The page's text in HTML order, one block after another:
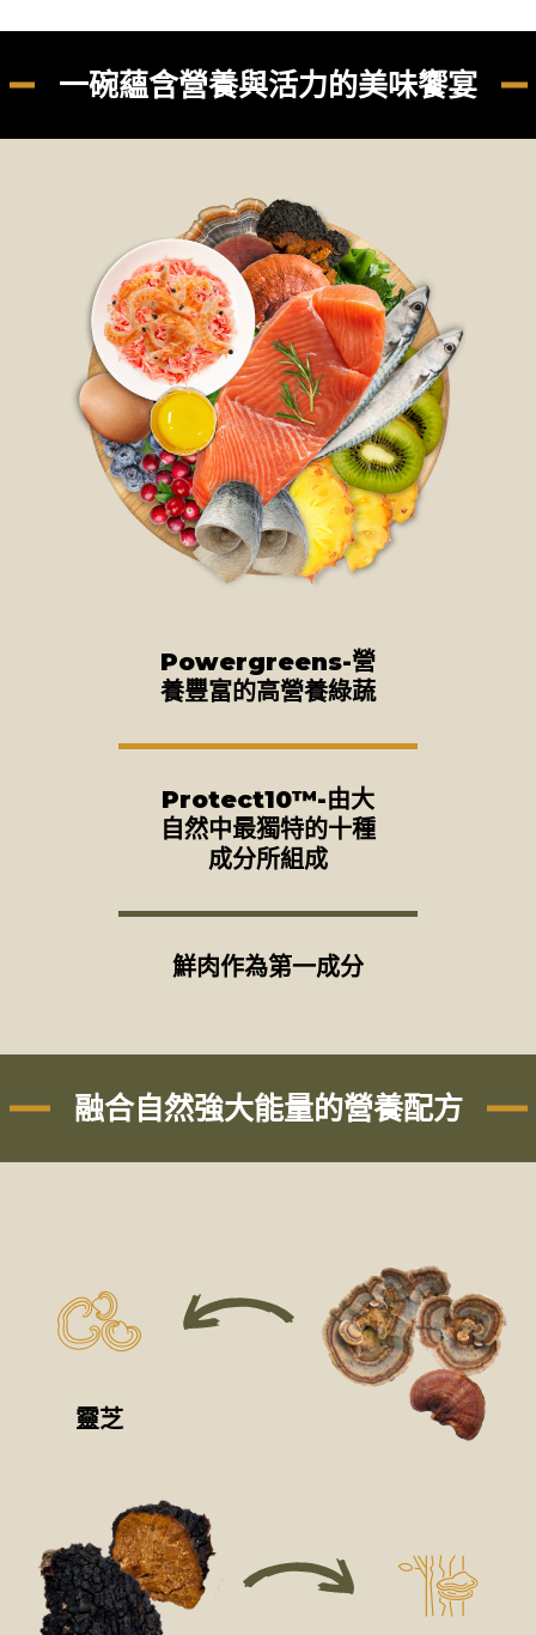
一碗蘊含營養與活力的美味饗宴
Powergreens-營
養豐富的高營養綠蔬
Protect10™-由大
自然中最獨特的十種
成分所組成
鮮肉作為第一成分
融合自然強大能量的營養配方
靈芝